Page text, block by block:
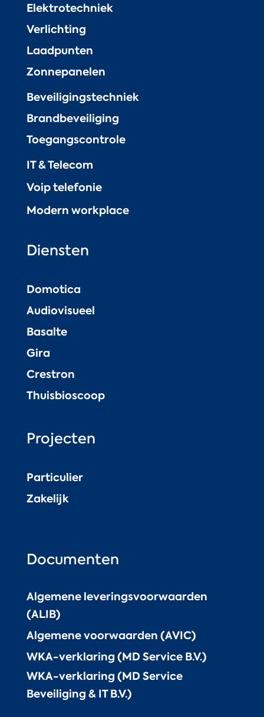
Elektrotechniek
Verlichting
Laadpunten
Zonnepanelen
Beveiligingstechniek
Brandbeveiliging
Toegangscontrole
IT & Telecom
Voip telefonie
Modern workplace
Diensten
Domotica
Audiovisueel
Basalte
Gira
Crestron
Thuisbioscoop
Projecten
Particulier
Zakelijk
Documenten
Algemene leveringsvoorwaarden
(ALIB)
Algemene voorwaarden (AVIC)
WKA-verklaring (MD Service B.V.)
WKA-verklaring (MD Service
Beveiliging & IT B.V.)